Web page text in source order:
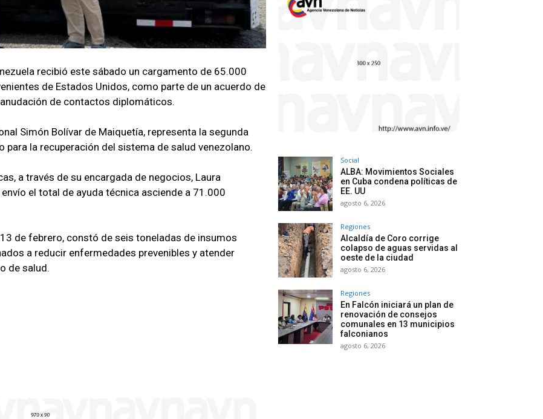
recibió este sábado un cargamento de 65.000
de Estados Unidos, como parte de un acuerdo de
de contactos diplomáticos.
Simón Bolívar de Maiquetía, representa la segunda
para la recuperación del sistema de salud venezolano.
a través de su encargada de negocios, Laura
el total de ayuda técnica asciende a 71.000
de febrero, constó de seis toneladas de insumos
a reducir enfermedades prevenibles y atender
de salud.
Social
ALBA: Movimientos Sociales
en Cuba condena políticas de
EE. UU
agosto 6, 2026
Regiones
Alcaldía de Coro corrige
colapso de aguas servidas al
oeste de la ciudad
agosto 6, 2026
Regiones
En Falcón iniciará un plan de
renovación de consejos
comunales en 13 municipios
falconianos
agosto 6, 2026